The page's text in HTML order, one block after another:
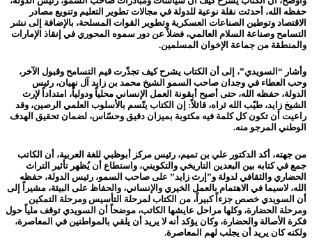
حفظه الله، أحدثت نقلة نوعية للدولة في مجالات تطوير التعليم وتنويع مصادر
الاقتصاد وتوطين الصناعات العسكرية وتطوير القوات المسلحة، بالإضافة إلى نشر
التسامح وصناعة السلام العالمي، فضلاً عن دور سموه المحوري في إنقاذ الإمارات
والمنطقة من جماعة الإخوان المسلمين.
وأشار “السويدي”، إلى أن الكتاب يشرح كيف تجذّرت قيم التسامح وقبول الآخر،
وحب العطاء في وجدان صاحب السمو الشيخ محمد بن زايد آل نهيان، رئيس
الدولة، حفظه الله، حتى أصبح أيقونة العمل الإنساني محلياً ودولياً، امتداداً لإرث
الشيخ زايد، طيّب الله ثراه، قائلاً: إن الكتاب يتّسم بالأسلوب العلمي الرصين، وقد
راعيت أن تكون كل كلمة فيه مكتوبة بميزان دقيق وحسّاس، لضمان تحقيق الهدف
الوطني المرجو منه.
من جهته، أكد الدكتور علي بن تميم، رئيس مركز أبوظبي للغة العربية، أن الكاتب
جمع في كتابه بين البعدين التاريخي والتكويني، واستطاع أن يُظهر تأثير التراث
الحضاري والثقافي لدولة و”إرث زايد” على صاحب السمو، رئيس الدولة، حفظه
الله، لاسيما في الاهتمام بالعمل الخيري والإنساني، والحفاظ على البيئة، مشيراً إلى
أن السويدي خصص جزءاً كبيراً، من الكتاب لمرحلة التأسيس ومرحلة التمكين
ومرحلة الحضارة، وكلها مراحل عايشها الكاتب، موضحاً أن السويدي توقف ملياً حول
فكرة الأصالة والحضارة، وكان يؤكد أنه لا يريد أن يلقي بالمواطنين في المعاصرة،
ولكنه كان يريد أن يجلب لهم المعاصرة.